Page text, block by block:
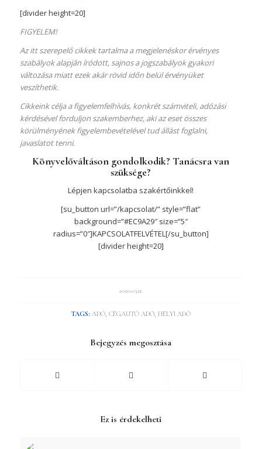
[divider height=20]
FIGYELEM!
Az itt szerepelő cikkek tartalma a megjelenéskor érvényes
szabályok alapján íródott, sajnos a jogszabályok gyakori
változása miatt ezek akár rövid időn belül érvényüket
veszíthetik.
Cikkeink célja a figyelemfelhívás, konkrét számviteli, adózási
kérdésével forduljon szakemberhez, aki az eset összes
körülményének figyelembevételével tud állást foglalni,
javaslatot tenni.
Könyvelőváltáson gondolkodik? Tanácsra van
szüksége?
Lépjen kapcsolatba szakértőinkkel!
[su_button url=”/kapcsolat/” style=”flat”
background=”#EC9A29″ size=”5″
radius=”0″]KAPCSOLATFELVÉTEL[/su_button]
[divider height=20]
2020.03.11.
TAGS: ADÓ, CÉGAUTÓ ADÓ, HELYI ADÓ
Bejegyzés megosztása
Ez is érdekelheti